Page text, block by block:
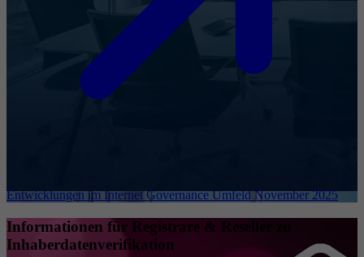
Entwicklungen im Internet Governance Umfeld November 2025
Informationen für Registrare & Reseller zu
Inhaberdatenverifikation